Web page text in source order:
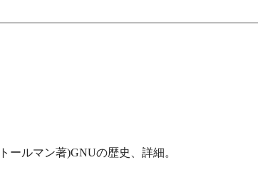
ールマン著)GNUの歴史、詳細。